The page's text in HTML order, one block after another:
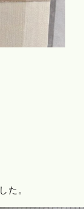
た。